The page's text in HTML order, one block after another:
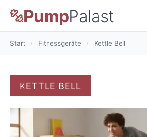
PumpPalast
Start / Fitnessgeräte / Kettle Bell
KETTLE BELL